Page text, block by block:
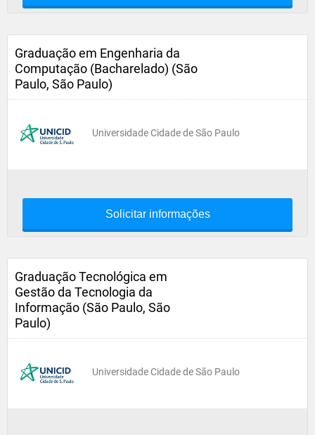
Graduação em Engenharia da
Computação (Bacharelado) (São
Paulo, São Paulo)
Universidade Cidade de São Paulo
Solicitar informações
Graduação Tecnológica em
Gestão da Tecnologia da
Informação (São Paulo, São
Paulo)
Universidade Cidade de São Paulo